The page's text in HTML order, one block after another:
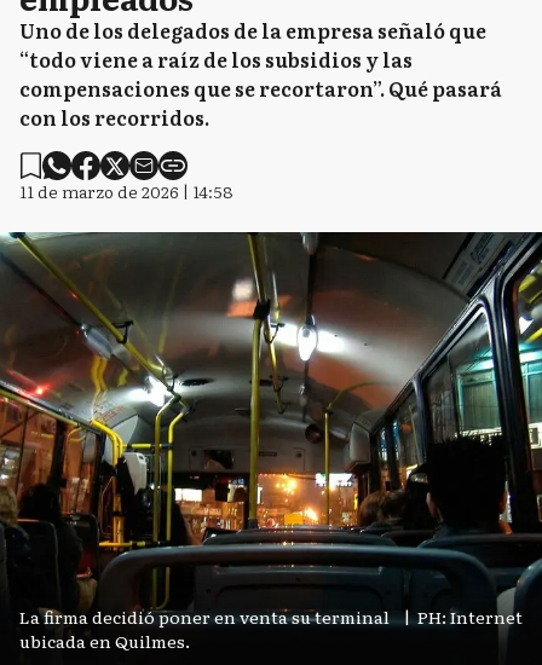
Uno de los delegados de la empresa señaló que
“todo viene a raíz de los subsidios y las
compensaciones que se recortaron”. Qué pasará
con los recorridos.
11 de marzo de 2026 | 14:58
La firma decidió poner en venta su terminal
ubicada en Quilmes.
| PH: Internet